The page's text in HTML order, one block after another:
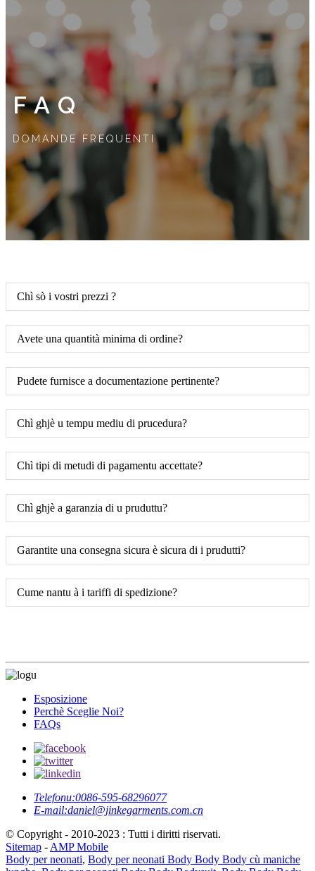
FAQ
DOMANDE FREQUENTI
Chì sò i vostri prezzi ?
Avete una quantità minima di ordine?
Pudete furnisce a documentazione pertinente?
Chì ghjè u tempu mediu di prucedura?
Chì tipi di metudi di pagamentu accettate?
Chì ghjè a garanzia di u pruduttu?
Garantite una consegna sicura è sicura di i prudutti?
Cume nantu à i tariffi di spedizione?
Esposizione
Perchè Sceglie Noi?
FAQs
Telefonu:0086-595-68296077
E-mail:daniel@jinkegarments.com.cn
© Copyright - 2010-2023 : Tutti i diritti riservati.
Sitemap - AMP Mobile
Body per neonati, Body per neonati Body Body Body cù maniche